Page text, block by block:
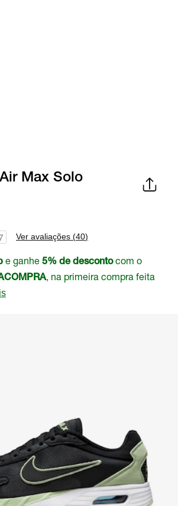
Max Solo
Ver avaliações (40)
e ganhe 5% de descontocom o
, na primeira compra feita